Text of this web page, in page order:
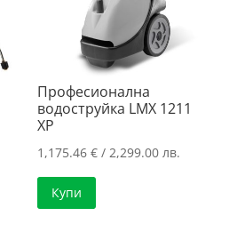
Професионална
водоструйка LMX 1211
XP
1,175.46€ / 2,299.00 лв.
Купи